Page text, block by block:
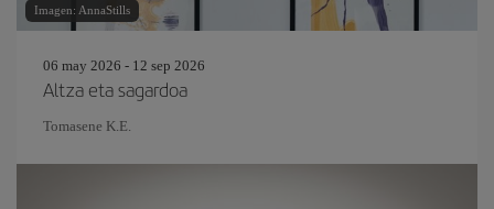
Imagen: AnnaStills
06 may 2026 - 12 sep 2026
Altza eta sagardoa
Tomasene K.E.